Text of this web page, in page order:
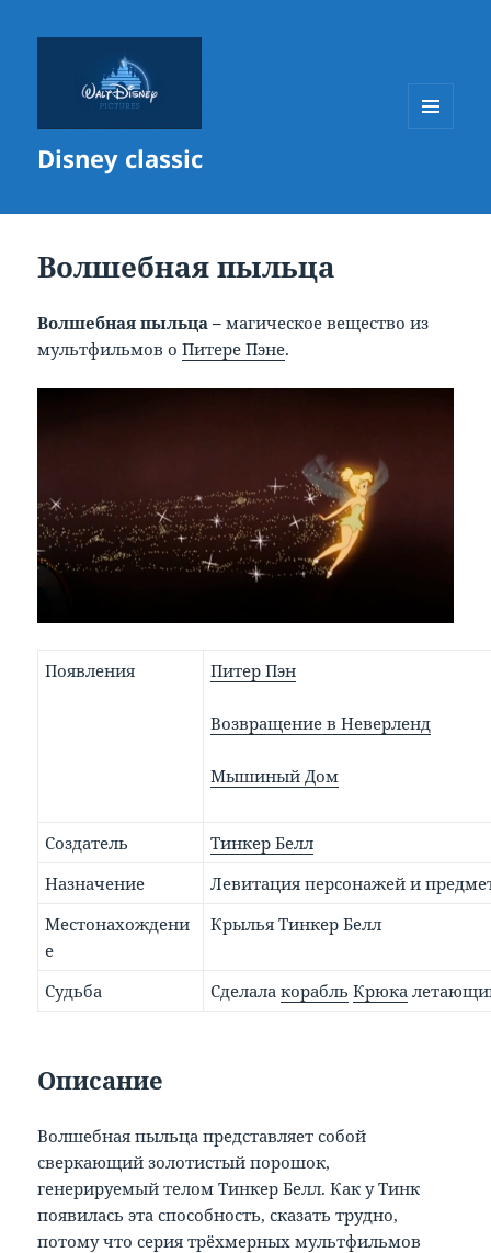
Disney classic
Волшебная пыльца
Волшебная пыльца –магическое вещество из
мультфильмов оПитере Пэне.
Появления Питер Пэн
Возвращение в Неверленд
Мышиный Дом
Создатель
Тинкер Белл
Назначение
Левитация персонажей и
Местонахождени
е
Крылья Тинкер Белл
Судьба Сделалакорабль Крюка
Описание
Волшебная пыльца представляет собой
сверкающий золотистый порошок,
генерируемый телом Тинкер Белл. Как у Тинк
появилась эта способность, сказать трудно,
потому что серия трёхмерных мультфильмов